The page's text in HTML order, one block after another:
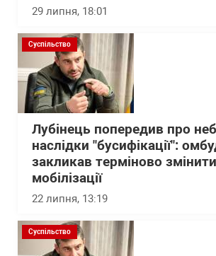
29 липня, 18:01
Суспільство
Лубінець попередив про
наслідки "бусифікації":
закликав терміново
мобілізації
22 липня, 13:19
Суспільство